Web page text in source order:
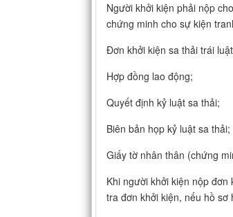
Người khởi kiện phải nộp
chứng minh cho sự kiện
Đơn khởi kiện sa thải trái
Hợp đồng lao động;
Quyết định kỷ luật sa thải;
Biên bản họp kỷ luật sa thải;
Giấy tờ nhân thân (chứng
Khi người khởi kiện nộp
tra đơn khởi kiện, nếu hồ sơ